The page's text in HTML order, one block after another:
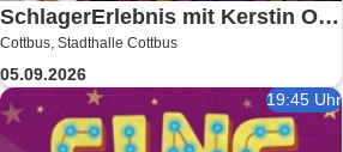
SchlagerErlebnis mit Kerstin Ott
u.v.a. - Kerstin Ott, Norman
Langen, Julian David
Cottbus, Stadthalle Cottbus
05.09.2026
19:45 Uhr